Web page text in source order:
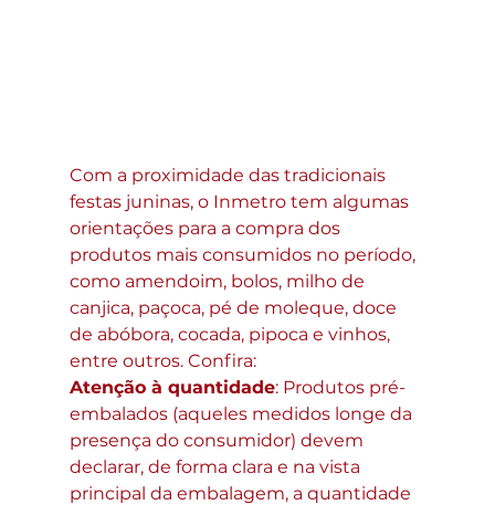
Com a proximidade das tradicionais
festas juninas, o Inmetro tem algumas
orientações para a compra dos
produtos mais consumidos no período,
como amendoim, bolos, milho de
canjica, paçoca, pé de moleque, doce
de abóbora, cocada, pipoca e vinhos,
entre outros. Confira:
Atenção à quantidade: Produtos pré-
embalados (aqueles medidos longe da
presença do consumidor) devem
declarar, de forma clara e na vista
principal da embalagem, a quantidade